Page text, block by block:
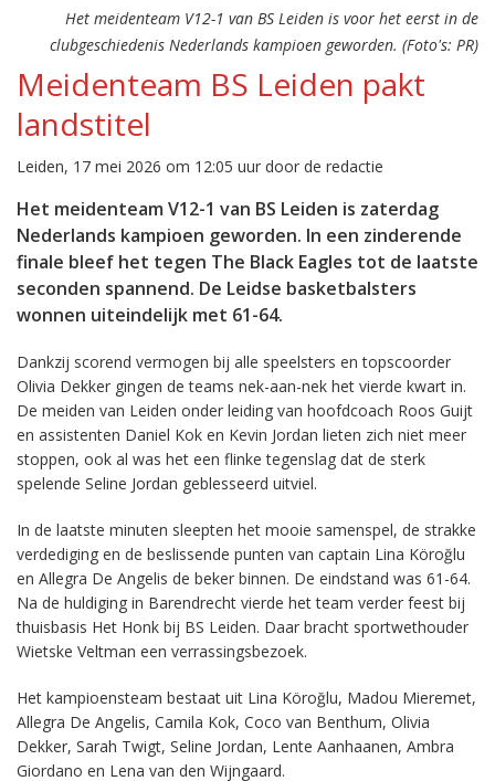
Het meidenteam V12-1 van BS Leiden is voor het eerst in de
clubgeschiedenis Nederlands kampioen geworden. (Foto's: PR)
Meidenteam BS Leiden pakt
landstitel
Leiden, 17 mei 2026 om 12:05 uur door de redactie
Het meidenteam V12-1 van BS Leiden is zaterdag
Nederlands kampioen geworden. In een zinderende
finale bleef het tegen The Black Eagles tot de laatste
seconden spannend. De Leidse basketbalsters
wonnen uiteindelijk met 61-64.
Dankzij scorend vermogen bij alle speelsters en topscoorder
Olivia Dekker gingen de teams nek-aan-nek het vierde kwart in.
De meiden van Leiden onder leiding van hoofdcoach Roos Guijt
en assistenten Daniel Kok en Kevin Jordan lieten zich niet meer
stoppen, ook al was het een flinke tegenslag dat de sterk
spelende Seline Jordan geblesseerd uitviel.
In de laatste minuten sleepten het mooie samenspel, de strakke
verdediging en de beslissende punten van captain Lina Köroğlu
en Allegra De Angelis de beker binnen. De eindstand was 61-64.
Na de huldiging in Barendrecht vierde het team verder feest bij
thuisbasis Het Honk bij BS Leiden. Daar bracht sportwethouder
Wietske Veltman een verrassingsbezoek.
Het kampioensteam bestaat uit Lina Köroğlu, Madou Mieremet,
Allegra De Angelis, Camila Kok, Coco van Benthum, Olivia
Dekker, Sarah Twigt, Seline Jordan, Lente Aanhaanen, Ambra
Giordano en Lena van den Wijngaard.